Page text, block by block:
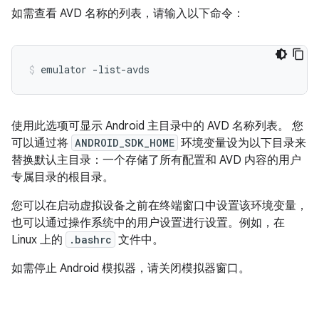
如需查看 AVD 名称的列表，请输入以下命令：
emulator -list-avds
使用此选项可显示 Android 主目录中的 AVD 名称列表。 您
可以通过将 ANDROID_SDK_HOME 环境变量设为以下目录来
替换默认主目录：一个存储了所有配置和 AVD 内容的用户
专属目录的根目录。
您可以在启动虚拟设备之前在终端窗口中设置该环境变量，
也可以通过操作系统中的用户设置进行设置。例如，在
Linux 上的
.bashrc 文件中。
如需停止 Android 模拟器，请关闭模拟器窗口。